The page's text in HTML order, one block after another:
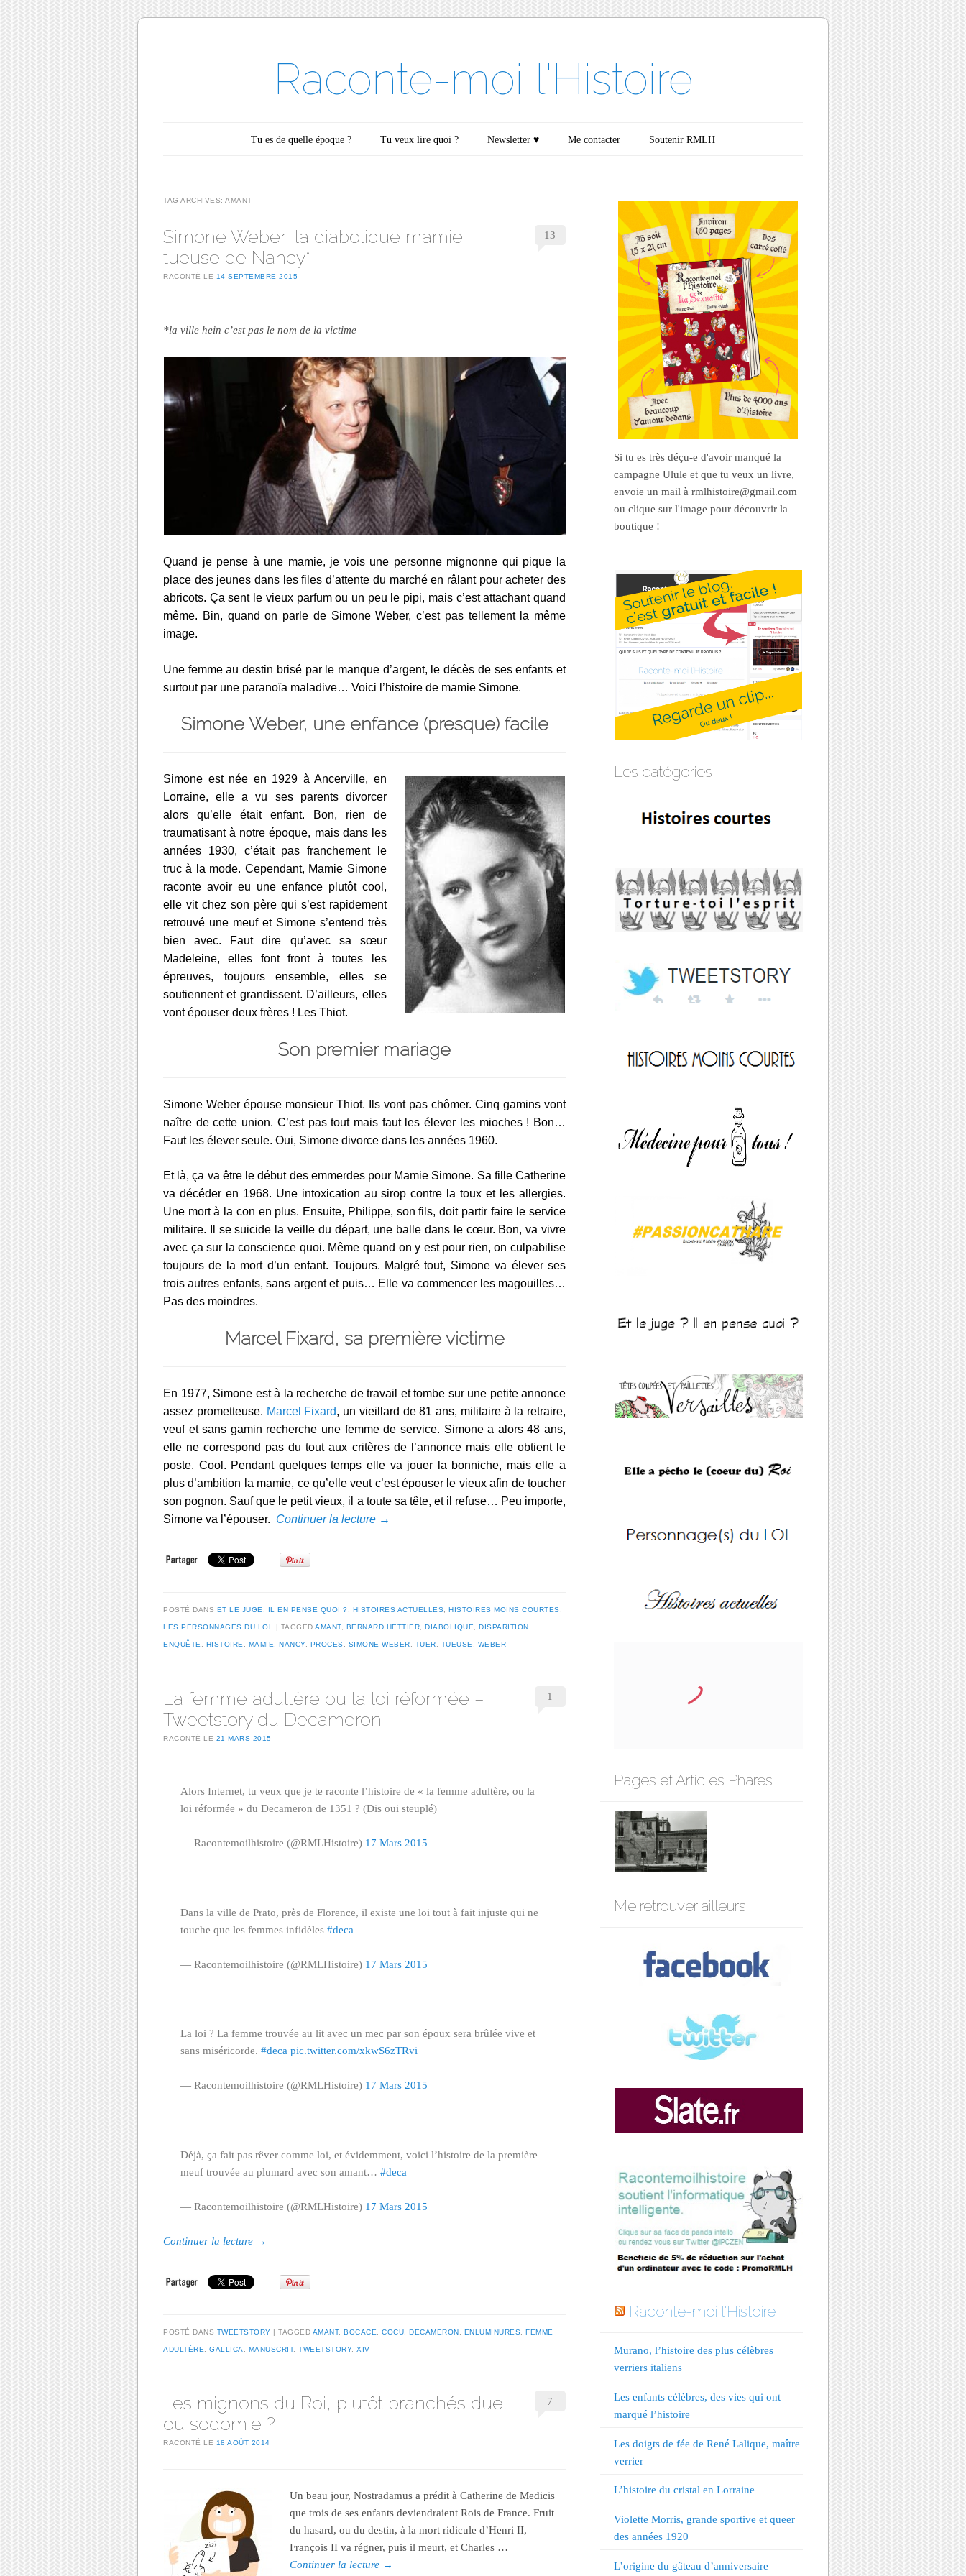
Raconte-moi l'Histoire
Main menuTu es de quelle époque ? Tu veux lire quoi ? Newsletter ♥ Me contacter Soutenir RMLH
TAG ARCHIVES: AMANT
Simone Weber, la diabolique mamie
tueuse de Nancy*
RACONTÉ LE 14 SEPTEMBRE 2015
13
*la ville hein c’est pas le nom de la victime
Quand je pense à une mamie, je vois une personne mignonne qui pique la
place des jeunes dans les files d’attente du marché en râlant pour acheter des
abricots. Ça sent le vieux parfum ou un peu le pipi, mais c’est attachant quand
même. Bin, quand on parle de Simone Weber, c’est pas tellement la même
image.
Une femme au destin brisé par le manque d’argent, le décès de ses enfants et
surtout par une paranoïa maladive… Voici l’histoire de mamie Simone.
Simone Weber, une enfance (presque) facile
Simone est née en 1929 à Ancerville, en
Lorraine, elle a vu ses parents divorcer
alors qu’elle était enfant. Bon, rien de
traumatisant à notre époque, mais dans les
années 1930, c’était pas franchement le
truc à la mode. Cependant, Mamie Simone
raconte avoir eu une enfance plutôt cool,
elle vit chez son père qui s’est rapidement
retrouvé une meuf et Simone s’entend très
bien avec. Faut dire qu’avec sa sœur
Madeleine, elles font front à toutes les
épreuves, toujours ensemble, elles se
soutiennent et grandissent. D’ailleurs, elles
vont épouser deux frères ! Les Thiot.
Son premier mariage
Simone Weber épouse monsieur Thiot. Ils vont pas chômer. Cinq gamins vont
naître de cette union. C’est pas tout mais faut les élever les mioches ! Bon…
Faut les élever seule. Oui, Simone divorce dans les années 1960.
Et là, ça va être le début des emmerdes pour Mamie Simone. Sa fille Catherine
va décéder en 1968. Une intoxication au sirop contre la toux et les allergies.
Une mort à la con en plus. Ensuite, Philippe, son fils, doit partir faire le service
militaire. Il se suicide la veille du départ, une balle dans le cœur. Bon, va vivre
avec ça sur la conscience quoi. Même quand on y est pour rien, on culpabilise
toujours de la mort d’un enfant. Toujours. Malgré tout, Simone va élever ses
trois autres enfants, sans argent et puis… Elle va commencer les magouilles…
Pas des moindres.
Marcel Fixard, sa première victime
En 1977, Simone est à la recherche de travail et tombe sur une petite annonce
assez prometteuse. Marcel Fixard, un vieillard de 81 ans, militaire à la retraire,
veuf et sans gamin recherche une femme de service. Simone a alors 48 ans,
elle ne correspond pas du tout aux critères de l’annonce mais elle obtient le
poste. Cool. Pendant quelques temps elle va jouer la bonniche, mais elle a
plus d’ambition la mamie, ce qu’elle veut c’est épouser le vieux afin de toucher
son pognon. Sauf que le petit vieux, il a toute sa tête, et il refuse… Peu importe,
Simone va l’épouser. Continuer la lecture →
POSTÉ DANS ET LE JUGE, IL EN PENSE QUOI ?, HISTOIRES ACTUELLES, HISTOIRES MOINS COURTES,
LES PERSONNAGES DU LOL TAGGED AMANT, BERNARD HETTIER, DIABOLIQUE, DISPARITION,
ENQUÊTE, HISTOIRE, MAMIE, NANCY, PROCES, SIMONE WEBER, TUER, TUEUSE, WEBER
La femme adultère ou la loi réformée –
Tweetstory du Decameron
RACONTÉ LE 21 MARS 2015
1
Alors Internet, tu veux que je te raconte l’histoire de « la femme adultère, ou la
loi réformée » du Decameron de 1351 ? (Dis oui steuplé)
— Racontemoilhistoire (@RMLHistoire) 17 Mars 2015
Dans la ville de Prato, près de Florence, il existe une loi tout à fait injuste qui ne
touche que les femmes infidèles#deca
— Racontemoilhistoire (@RMLHistoire) 17 Mars 2015
La loi ? La femme trouvée au lit avec un mec par son époux sera brûlée vive et
sans miséricorde.#deca pic.twitter.com/xkwS6zTRvi
— Racontemoilhistoire (@RMLHistoire) 17 Mars 2015
Déjà, ça fait pas rêver comme loi, et évidemment, voici l’histoire de la première
meuf trouvée au plumard avec son amant…#deca
— Racontemoilhistoire (@RMLHistoire) 17 Mars 2015
Continuer la lecture →
POSTÉ DANS TWEETSTORY TAGGED AMANT, BOCACE COCU DECAMERON ENLUMINURES FEMME
ADULTÈRE GALLICA MANUSCRIT, TWEETSTORY, XIV
Les mignons du Roi, plutôt branchés duel
ou sodomie ?
RACONTÉ LE 18 AOÛT 2014
7
Un beau jour, Nostradamus a prédit à Catherine de Medicis
que trois de ses enfants deviendraient Rois de France. Fruit
du hasard, ou du destin, à la mort ridicule d’Henri II,
François II va régner, puis il meurt, et Charles …
Continuer la lecture →
Si tu es très déçu-e d'avoir manqué la
campagne Ulule et que tu veux un livre,
envoie un mail à rmlhistoire@gmail.com
ou clique sur l'image pour découvrir la
boutique !
Les catégories
Pages et Articles Phares
Me retrouver ailleurs
Raconte-moi l'Histoire
Murano, l’histoire des plus célèbres
verriers italiens
Les enfants célèbres, des vies qui ont
marqué l’histoire
Les doigts de fée de René Lalique, maître
verrier
L’histoire du cristal en Lorraine
Violette Morris, grande sportive et queer
des années 1920
L’origine du gâteau d’anniversaire